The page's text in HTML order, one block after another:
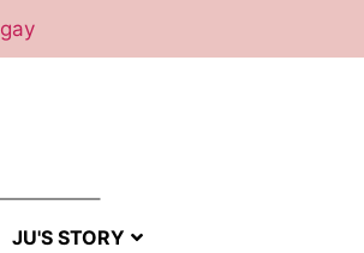
JU'S STORY